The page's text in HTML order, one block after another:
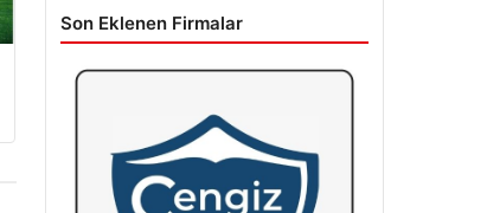
Son Eklenen Firmalar